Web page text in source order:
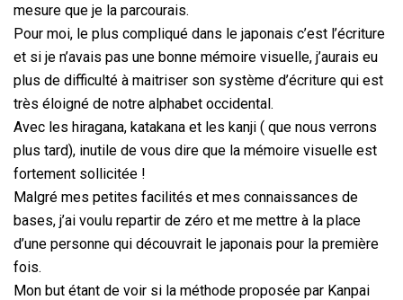
mesure que je la parcourais.
Pour moi, le plus compliqué dans le japonais c’est l’écriture
et si je n’avais pas une bonne mémoire visuelle, j’aurais eu
plus de difficulté à maitriser son système d’écriture qui est
très éloigné de notre alphabet occidental.
Avec les hiragana, katakana et les kanji ( que nous verrons
plus tard), inutile de vous dire que la mémoire visuelle est
fortement sollicitée !
Malgré mes petites facilités et mes connaissances de
bases, j’ai voulu repartir de zéro et me mettre à la place
d’une personne qui découvrait le japonais pour la première
fois.
Mon but étant de voir si la méthode proposée par Kanpai